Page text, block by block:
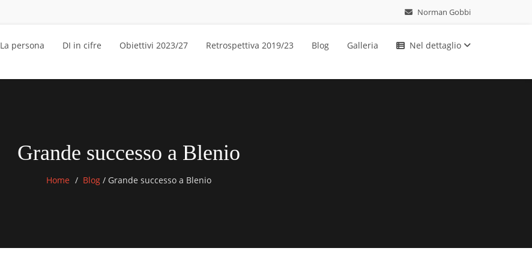
Norman Gobbi
La persona DI in cifre Obiettivi 2023/27 Retrospettiva 2019/23 Blog Galleria Nel dettaglio
Grande successo a Blenio
Home Blog /Grande successo a Blenio